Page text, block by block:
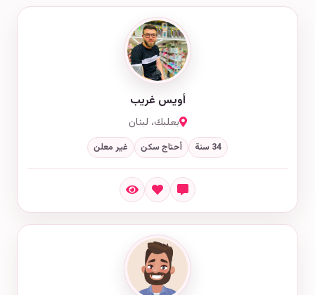
أويس غريب
بعلبك، لبنان
34 سنة أحتاج سكن غير معلن